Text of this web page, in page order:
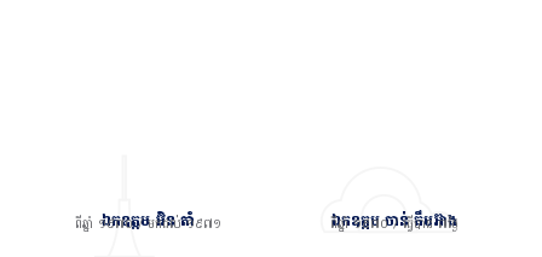
ឯកឧត្តម អ៊ិន តាំ
ពីឆ្នាំ ១៩៧០ / មកដល់ ១៩៧១ ឯកឧត្តម ចាន់ គឹមអ៊ាង
ពីឆ្នាំ ១៩៧០ / ធ្វើបាន ៧ថ្ងៃ